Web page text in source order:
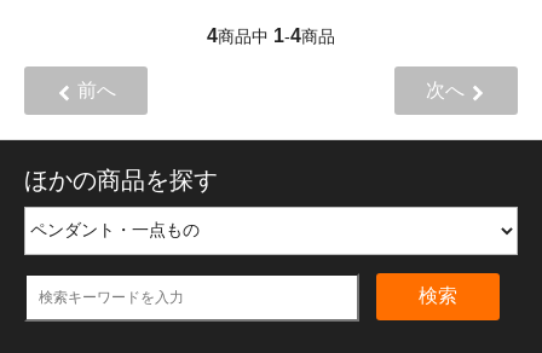
4商品中 1-4商品
前へ 次へ
ほかの商品を探す
検索